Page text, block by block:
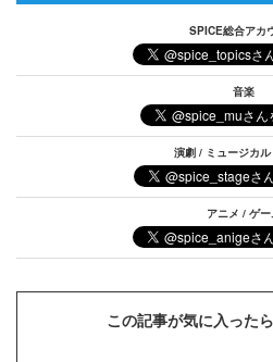
SPICE総合アカ
音楽
演劇 / ミュージカ
アニメ / ゲー
この記事が気に入ったら